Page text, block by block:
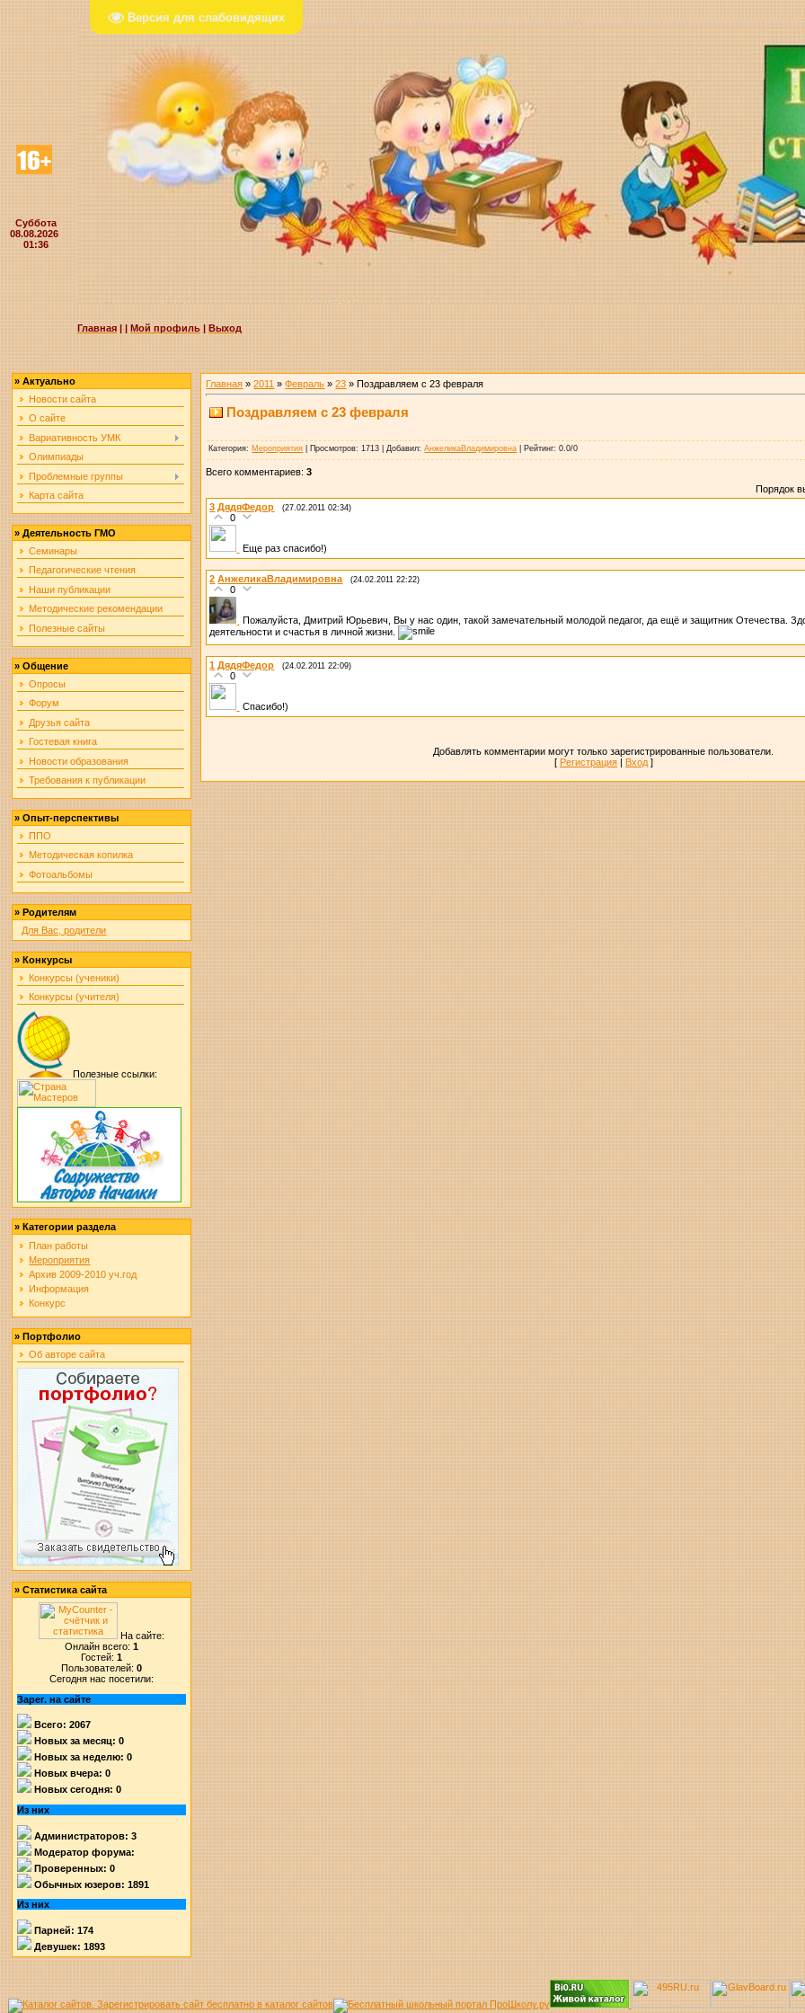
Версия для слабовидящих
Суббота
08.08.2026
01:36
Главная||Мой профиль|Выход
»Актуально
Новости сайта
О сайте
Вариативность УМК
Олимпиады
Проблемные группы
Карта сайта
»Деятельность ГМО
Семинары
Педагогические чтения
Наши публикации
Методические рекомендации
Полезные сайты
»Общение
Опросы
Форум
Друзья сайта
Гостевая книга
Новости образования
Требования к публикации
»Опыт-перспективы
ППО
Методическая копилка
Фотоальбомы
»Родителям
Для Вас, родители
»Конкурсы
Конкурсы (ученики)
Конкурсы (учителя)
Полезные ссылки:
»Категории раздела
План работы
Мероприятия
Архив 2009-2010 уч.год
Информация
Конкурс
»Портфолио
Об авторе сайта
»Статистика сайта
На сайте:
Онлайн всего:1
Гостей:1
Пользователей:0
Сегодня нас посетили:
Зарег. на сайте
Всего: 2067
Новых за месяц: 0
Новых за неделю: 0
Новых вчера: 0
Новых сегодня: 0
Из них
Администраторов: 3
Модератор форума:
Проверенных: 0
Обычных юзеров: 1891
Из них
Парней: 174
Девушек: 1893
Главная »2011 » Февраль » 23 » Поздравляем с 23 февраля
Поздравляем с 23 февраля
Категория: Мероприятия Просмотров: 1713 | Добавил:АнжеликаВладимировна Рейтинг:0.0/0
Всего комментариев:3
Порядок
3 ДядяФедор (27.02.2011 02:34)
0
Еще раз спасибо!)
2 АнжеликаВладимировна (24.02.2011 22:22)
0
Пожалуйста, Дмитрий Юрьевич, Вы у нас один, такой замечательный молодой педагог, да ещё и защитник Отечества.
деятельности и счастья в личной жизни.
1 ДядяФедор (24.02.2011 22:09)
0
Спасибо!)
Добавлять комментарии могут только зарегистрированные пользователи.
[ Регистрация| Вход]